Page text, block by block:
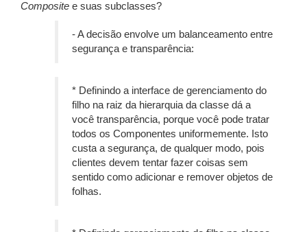
Composite e suas subclasses?
- A decisão envolve um balanceamento entre
segurança e transparência:
* Definindo a interface de gerenciamento do
filho na raiz da hierarquia da classe dá a
você transparência, porque você pode tratar
todos os Componentes uniformemente. Isto
custa a segurança, de qualquer modo, pois
clientes devem tentar fazer coisas sem
sentido como adicionar e remover objetos de
folhas.